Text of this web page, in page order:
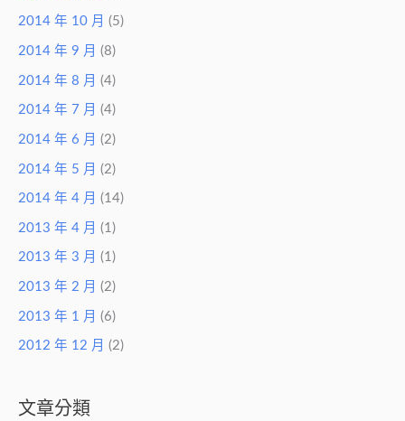
2014 年 10 月 (5)
2014 年 9 月 (8)
2014 年 8 月 (4)
2014 年 7 月 (4)
2014 年 6 月 (2)
2014 年 5 月 (2)
2014 年 4 月 (14)
2013 年 4 月 (1)
2013 年 3 月 (1)
2013 年 2 月 (2)
2013 年 1 月 (6)
2012 年 12 月 (2)
文章分類